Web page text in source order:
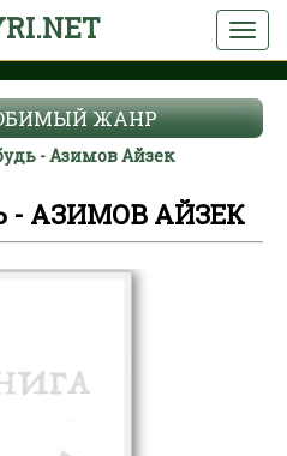
ЖАНР
- Азимов Айзек
- АЗИМОВ АЙЗЕК